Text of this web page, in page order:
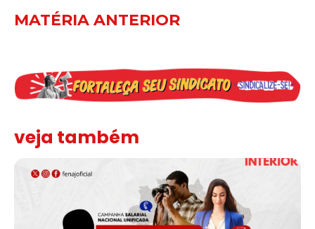
MATÉRIA ANTERIOR
veja também
Assinada nova CCT de jornais e revistas do interior